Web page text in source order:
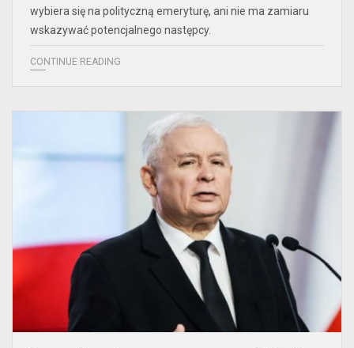
wybiera się na polityczną emeryturę, ani nie ma zamiaru
wskazywać potencjalnego następcy.
CONTINUE READING